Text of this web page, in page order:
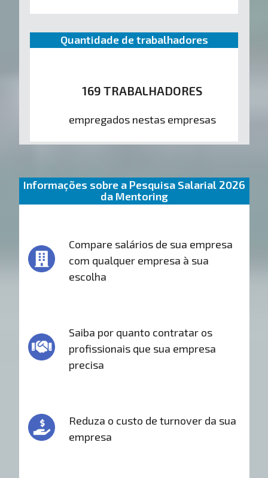
Quantidade de trabalhadores
169 TRABALHADORES
empregados nestas empresas
Informações sobre a Pesquisa Salarial 2026
da Mentoring
Compare salários de sua empresa
com qualquer empresa à sua
escolha
Saiba por quanto contratar os
profissionais que sua empresa
precisa
Reduza o custo de turnover da sua
empresa